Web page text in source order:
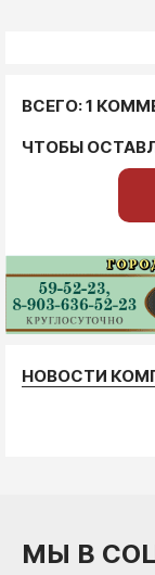
ВСЕГО: 1
ЧТОБЫ
НОВОСТИ
МЫ В